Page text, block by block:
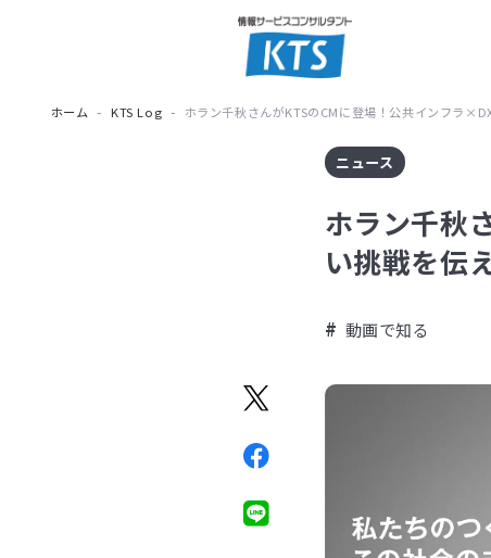
ホーム KTS Log ホラン千秋さんがKTSのCMに登場！公共インフラ
ニュース
ホラン千秋
い挑戦を伝
動画で知る